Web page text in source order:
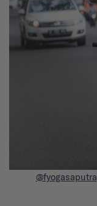
@fyogasaputra